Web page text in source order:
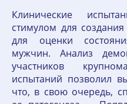
Клинические
стимулом для
для оценки
мужчин. Анализ
участников
испытаний позволил
что, в свою очередь,